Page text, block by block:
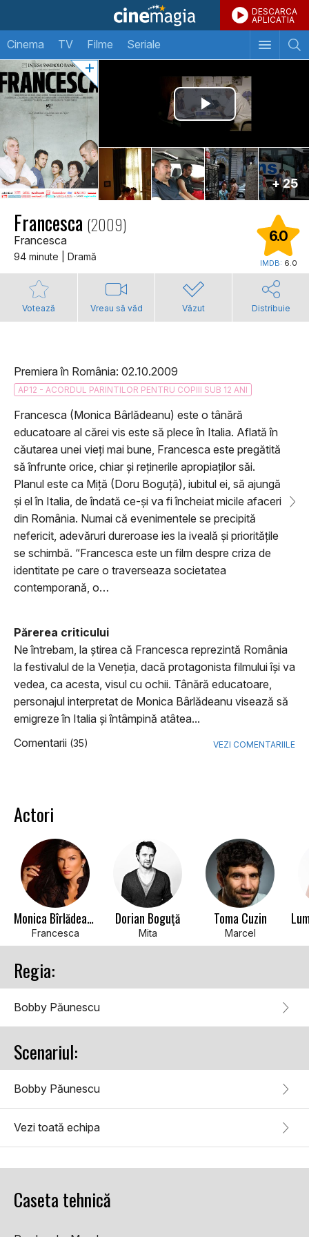
DESCARCA
APLICATIA
Cinema TV Filme Seriale
+ 25
Francesca (2009)
Francesca
94 minute | Dramă
6.0
IMDB: 6.0
Votează Vreau să văd Văzut Distribuie
Premiera în România: 02.10.2009
AP12 - ACORDUL PARINTILOR PENTRU COPIII SUB 12 ANI
Francesca (Monica Bârlădeanu) este o tânără
educatoare al cărei vis este să plece în Italia. Aflată în
căutarea unei vieți mai bune, Francesca este pregătită
să înfrunte orice, chiar și reținerile apropiaților săi.
Planul este ca Miță (Doru Boguță), iubitul ei, să ajungă
și el în Italia, de îndată ce-și va fi încheiat micile afaceri
din România. Numai că evenimentele se precipită
nefericit, adevăruri dureroase ies la iveală și prioritățile
se schimbă. “Francesca este un film despre criza de
identitate pe care o traverseaza societatea
contemporană, o…
Părerea criticului
Ne întrebam, la ştirea că Francesca reprezintă România
la festivalul de la Veneţia, dacă protagonista filmului îşi va
vedea, ca acesta, visul cu ochii. Tânără educatoare,
personajul interpretat de Monica Bârlădeanu visează să
emigreze în Italia şi întâmpină atâtea...
Comentarii (35) VEZI COMENTARIILE
Actori
Monica Bîrlădeanu
Francesca
Dorian Boguță
Mita
Toma Cuzin
Marcel
Regia:
Bobby Păunescu
Scenariul:
Bobby Păunescu
Vezi toată echipa
Caseta tehnică